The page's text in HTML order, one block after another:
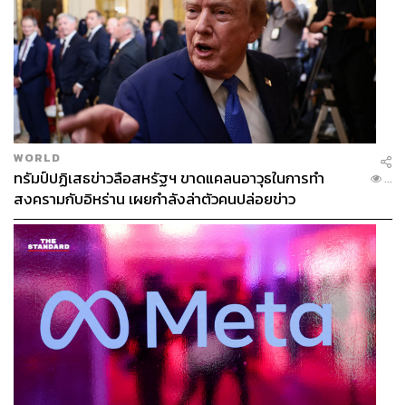
WORLD
ทรัมป์ปฏิเสธข่าวลือสหรัฐฯ ขาดแคลนอาวุธในการทำ
สงครามกับอิหร่าน เผยกำลังล่าตัวคนปล่อยข่าว
...